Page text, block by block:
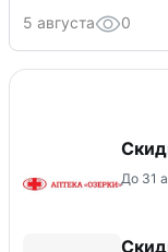
5 августа 0
До 31